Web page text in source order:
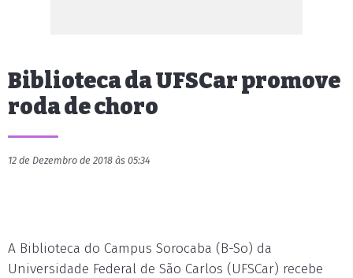
Biblioteca da UFSCar promove
roda de choro
12 de Dezembro de 2018 às 05:34
A Biblioteca do Campus Sorocaba (B-So) da
Universidade Federal de São Carlos (UFSCar) recebe